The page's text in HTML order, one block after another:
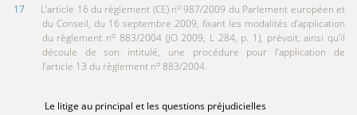
17L’article 16 du règlement (CE) no 987/2009 du Parlement européen et
du Conseil, du 16 septembre 2009, fixant les modalités d’application
du règlement no 883/2004 (JO 2009, L 284, p. 1), prévoit, ainsi qu’il
découle de son intitulé, une procédure pour l’application de
l’article 13 du règlement no883/2004.
Le litige au principal et les questions préjudicielles